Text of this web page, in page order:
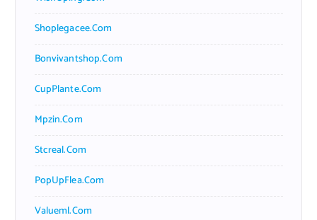
Shoplegacee.com
Bonvivantshop.com
CupPlante.com
Mpzin.com
Stcreal.com
PopUpFlea.com
Valueml.com